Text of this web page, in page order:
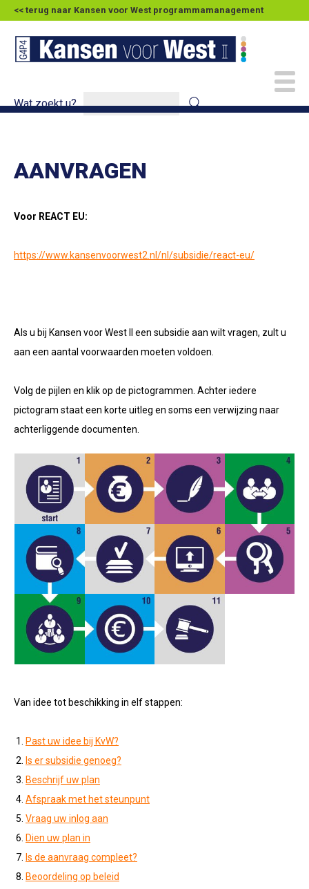
<< terug naar Kansen voor West programmamanagement
Wat zoekt u?
AANVRAGEN
Voor REACT EU:
https://www.kansenvoorwest2.nl/nl/subsidie/react-eu/
Als u bij Kansen voor West II een subsidie aan wilt vragen, zult u
aan een aantal voorwaarden moeten voldoen.
Volg de pijlen en klik op de pictogrammen. Achter iedere
pictogram staat een korte uitleg en soms een verwijzing naar
achterliggende documenten.
Van idee tot beschikking in elf stappen:
1. Past uw idee bij KvW?
2. Is er subsidie genoeg?
3. Beschrijf uw plan
4. Afspraak met het steunpunt
5. Vraag uw inlog aan
6. Dien uw plan in
7. Is de aanvraag compleet?
8. Beoordeling op beleid